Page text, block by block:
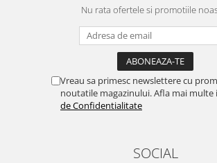
Nu rata ofertele si promotiile
Vreau sa primesc newslettere cu
noutatile magazinului. Afla mai multe
de Confidentialitate
SOCIAL